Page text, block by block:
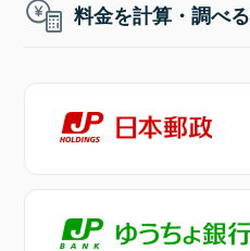
料金を計算・調べる